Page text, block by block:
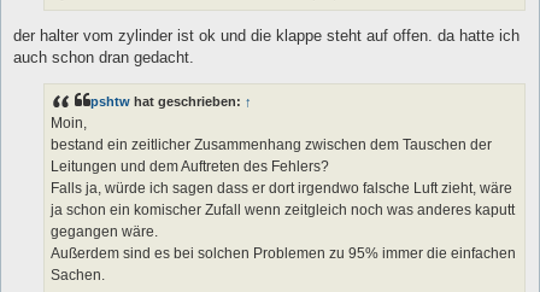
der halter vom zylinder ist ok und die klappe steht auf offen. da hatte ich
auch schon dran gedacht.
pshtw hat geschrieben: ↑
Moin,
bestand ein zeitlicher Zusammenhang zwischen dem Tauschen der
Leitungen und dem Auftreten des Fehlers?
Falls ja, würde ich sagen dass er dort irgendwo falsche Luft zieht, wäre
ja schon ein komischer Zufall wenn zeitgleich noch was anderes kaputt
gegangen wäre.
Außerdem sind es bei solchen Problemen zu 95% immer die einfachen
Sachen.